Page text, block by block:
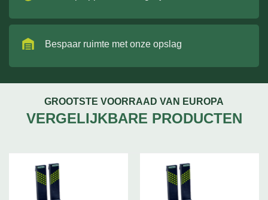
Bespaar ruimte met onze opslag
GROOTSTE VOORRAAD VAN EUROPA
VERGELIJKBARE PRODUCTEN